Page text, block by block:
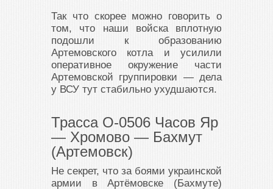
Так что скорее можно говорить о
том, что наши войска вплотную
подошли к образованию
Артемовского котла и усилили
оперативное окружение части
Артемовской группировки — дела
у ВСУ тут стабильно ухудшаются.
Трасса О-0506 Часов Яр
— Хромово — Бахмут
(Артемовск)
Не секрет, что за боями украинской
армии в Артёмовске (Бахмуте)